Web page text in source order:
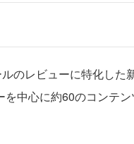
のレビューに特化し
中心に約60のコンテ